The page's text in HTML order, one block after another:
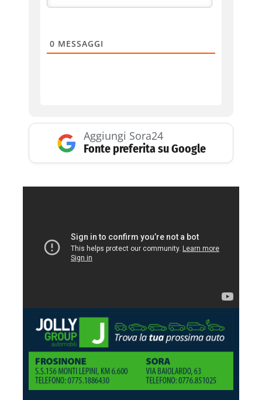
0 MESSAGGI
Aggiungi Sora24
Fonte preferita su Google